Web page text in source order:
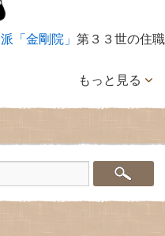
「金剛院」 第３３世の住職
もっと見る